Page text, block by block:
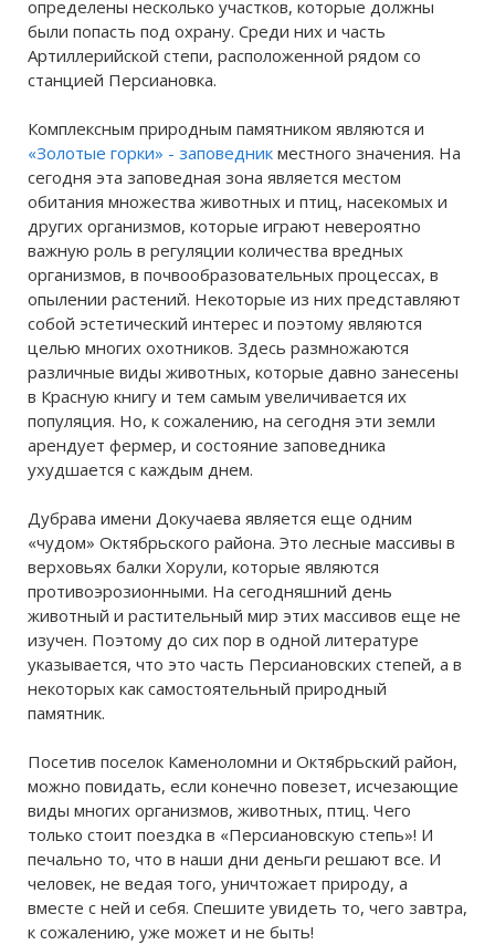
определены несколько участков, которые должны
были попасть под охрану. Среди них и часть
Артиллерийской степи, расположенной рядом со
станцией Персиановка.
Комплексным природным памятником являются и
«Золотые горки» - заповедник местного значения. На
сегодня эта заповедная зона является местом
обитания множества животных и птиц, насекомых и
других организмов, которые играют невероятно
важную роль в регуляции количества вредных
организмов, в почвообразовательных процессах, в
опылении растений. Некоторые из них представляют
собой эстетический интерес и поэтому являются
целью многих охотников. Здесь размножаются
различные виды животных, которые давно занесены
в Красную книгу и тем самым увеличивается их
популяция. Но, к сожалению, на сегодня эти земли
арендует фермер, и состояние заповедника
ухудшается с каждым днем.
Дубрава имени Докучаева является еще одним
«чудом» Октябрьского района. Это лесные массивы в
верховьях балки Хорули, которые являются
противоэрозионными. На сегодняшний день
животный и растительный мир этих массивов еще не
изучен. Поэтому до сих пор в одной литературе
указывается, что это часть Персиановских степей, а в
некоторых как самостоятельный природный
памятник.
Посетив поселок Каменоломни и Октябрьский район,
можно повидать, если конечно повезет, исчезающие
виды многих организмов, животных, птиц. Чего
только стоит поездка в «Персиановскую степь»! И
печально то, что в наши дни деньги решают все. И
человек, не ведая того, уничтожает природу, а
вместе с ней и себя. Спешите увидеть то, чего завтра,
к сожалению, уже может и не быть!